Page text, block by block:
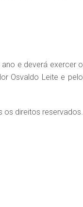
e deverá exercer o
Osvaldo Leite e pelo
os direitos reservados.